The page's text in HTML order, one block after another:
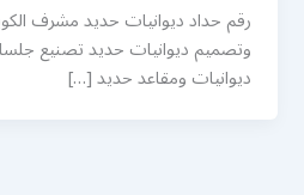
رقم حداد ديوانيات حديد مشرف
وتصميم ديوانيات حديد تصنيع
ديوانيات ومقاعد حديد […]